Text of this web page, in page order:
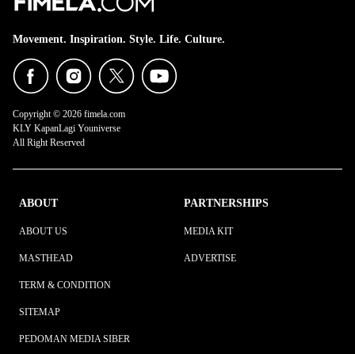
Movement. Inspiration. Style. Life. Culture.
Copyright © 2026 fimela.com
KLY KapanLagi Youniverse
All Right Reserved
ABOUT
ABOUT US
MASTHEAD
TERM & CONDITION
SITEMAP
PEDOMAN MEDIA SIBER
PARTNERSHIPS
MEDIA KIT
ADVERTISE